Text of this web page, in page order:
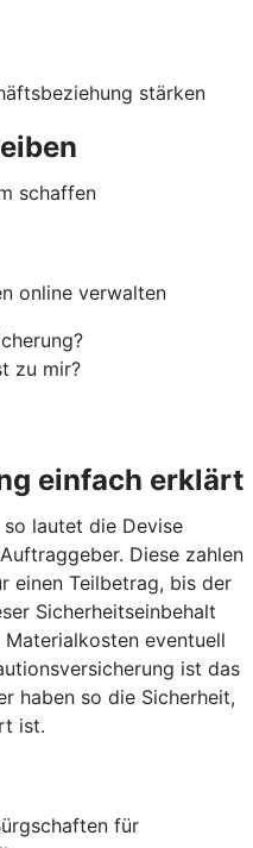
stärken
schaffen
online verwalten
zu mir?
einfach erklärt
lautet die Devise
Diese zahlen
einen Teilbetrag, bis der
Sicherheitseinbehalt
eventuell
ist das
haben so die Sicherheit,
ist.
für